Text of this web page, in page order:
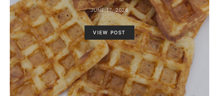
JUNE 17, 2026
VIEW POST